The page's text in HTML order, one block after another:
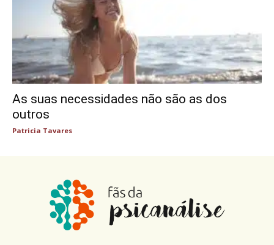
As suas necessidades não são as dos
outros
Patricia Tavares